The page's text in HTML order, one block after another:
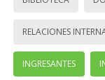
RELACIONES
INGRESANTES